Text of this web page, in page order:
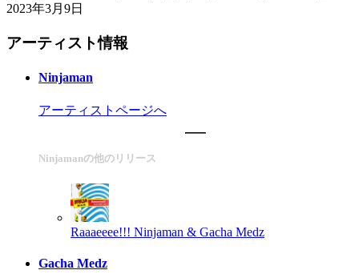
2023年3月9日
アーティスト情報
Ninjaman
アーティストページへ
Ninjamanの他のリリース
Raaaeeee!!! Ninjaman & Gacha Medz
Gacha Medz